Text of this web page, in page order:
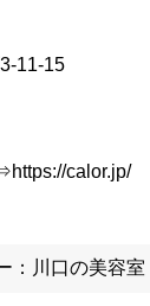
11-15
https://calor.jp/
： 川口の美容